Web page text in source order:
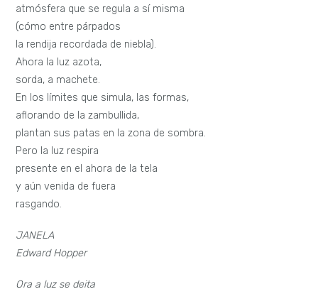
atmósfera que se regula a sí misma
(cómo entre párpados
la rendija recordada de niebla).
Ahora la luz azota,
sorda, a machete.
En los límites que simula, las formas,
aflorando de la zambullida,
plantan sus patas en la zona de sombra.
Pero la luz respira
presente en el ahora de la tela
y aún venida de fuera
rasgando.
JANELA
Edward Hopper
Ora a luz se deita